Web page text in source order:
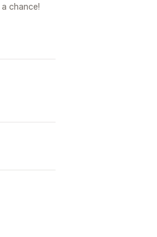
chance!